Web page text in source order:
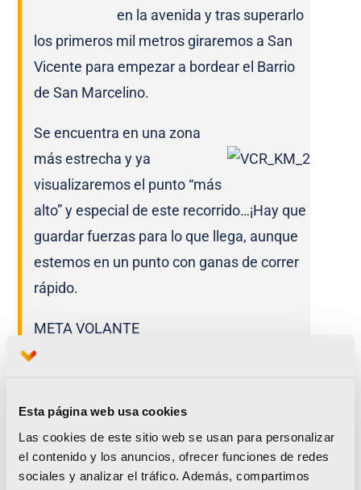
Esta página web usa cookies
Las cookies de este sitio web se usan para personalizar
el contenido y los anuncios, ofrecer funciones de redes
sociales y analizar el tráfico. Además, compartimos
en la avenida y tras superarlo
los primeros mil metros giraremos a San
Vicente para empezar a bordear el Barrio
de San Marcelino.
Se encuentra en una zona
más estrecha y ya
visualizaremos el punto “más
alto” y especial de este recorrido…¡Hay que
guardar fuerzas para lo que llega, aunque
estemos en un punto con ganas de correr
rápido.
META VOLANTE
puede hacer duray que ya se ha ganado el
nombre de “Scalextric”. Ya me contaréis.
Recta de casi 1 kilómetro con